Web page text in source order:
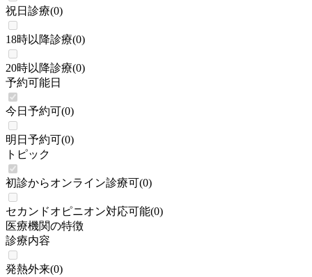
祝日診療(0)
18時以降診療(0)
20時以降診療(0)
予約可能日
今日予約可(0)
明日予約可(0)
トピック
初診からオンライン診療可(0)
セカンドオピニオン対応可能(0)
医療機関の特徴
診療内容
発熱外来(0)